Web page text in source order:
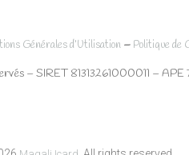
Générales d’Utilisation – Politique de
– SIRET 81313261000011 –